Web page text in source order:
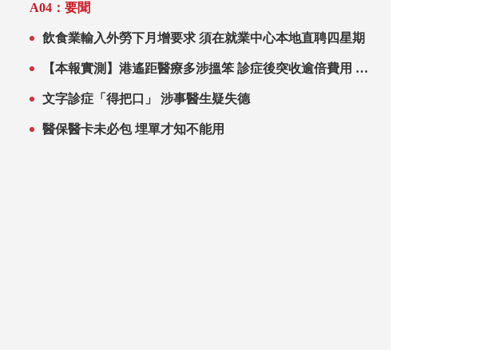
A04：要聞
飲食業輸入外勞下月增要求 須在就業中心本地直聘四星期
【本報實測】港遙距醫療多涉搵笨 診症後突收逾倍費用 消
文字診症「得把口」 涉事醫生疑失德
醫保醫卡未必包 埋單才知不能用